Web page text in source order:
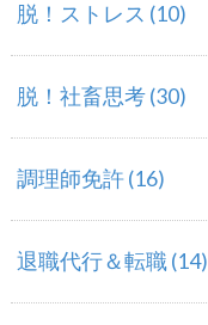
脱！ストレス (10)
脱！社畜思考(30)
調理師免許(16)
退職代行＆転職(14)